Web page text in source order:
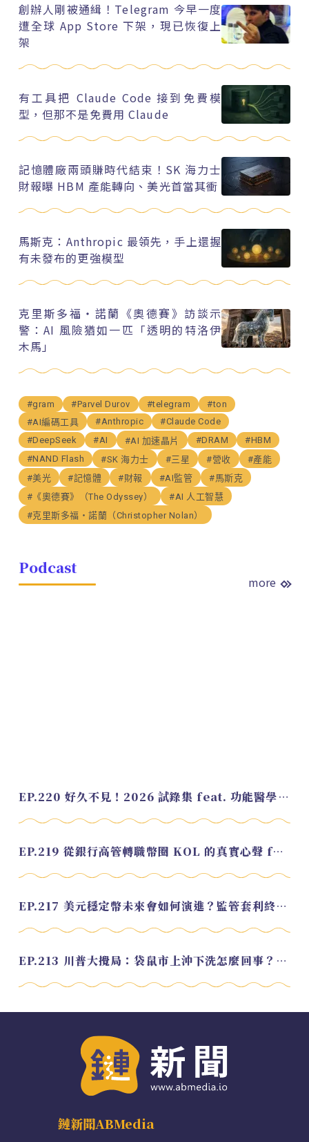
創辦人剛被通緝！Telegram 今早一度
遭全球 App Store 下架，現已恢復上
架
有工具把 Claude Code 接到免費模
型，但那不是免費用 Claude
記憶體廠兩頭賺時代結束！SK 海力士
財報曝 HBM 產能轉向、美光首當其衝
馬斯克：Anthropic 最領先，手上還握
有未發布的更強模型
克里斯多福・諾蘭《奧德賽》訪談示
警：AI 風險猶如一匹「透明的特洛伊
木馬」
#gram #Parvel Durov #telegram
#ton
#AI編碼工具
#Anthropic
#Claude Code
#DeepSeek
#AI #AI 加速晶片 #DRAM
#HBM
#NAND Flash
#SK 海力士 #三星 #營收
#產能
#美光
#記憶體 #財報 #AI監管
#馬斯克
#《奧德賽》（The Odyssey）
#AI 人工智慧
#克里斯多福・諾蘭（Christopher Nolan）
Podcast
more
EP.220 好久不見！2026 試錄集 feat. 功能醫學營養師 美寶
EP.219 從銀行高管轉職幣圈 KOL 的真實心聲 feat.龜大
EP.217 美元穩定幣未來會如何演進？監管套利終將收斂？feat. 研究員 余哲安
EP.213 川普大攪局：袋鼠市上沖下洗怎麼回事？feat. Alvin
鏈新聞ABMedia